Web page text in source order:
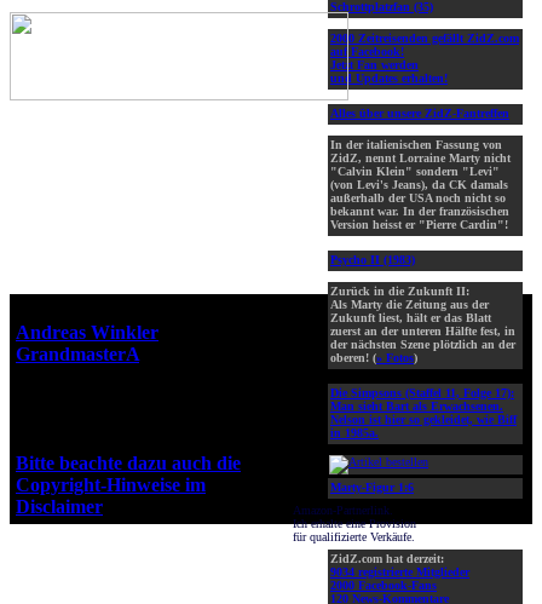
Schrottplatzfan (35)
2000 Zeitreisenden gefällt ZidZ.com
auf Facebook!
Jetzt Fan werden
und Updates erhalten!
Alles über unsere ZidZ-Fantreffen
In der italienischen Fassung von
ZidZ, nennt Lorraine Marty nicht
"Calvin Klein" sondern "Levi"
(von Levi's Jeans), da CK damals
außerhalb der USA noch nicht so
bekannt war. In der französischen
Version heisst er "Pierre Cardin"!
Psycho II (1983)
Zurück in die Zukunft II:
Als Marty die Zeitung aus der
Zukunft liest, hält er das Blatt
zuerst an der unteren Hälfte fest, in
der nächsten Szene plötzlich an der
oberen! (» Fotos)
Die Simpsons (Staffel 11, Folge 17):
Man sieht Bart als Erwachsenen.
Nelson ist hier so gekleidet, wie Biff
in 1985a.
Marty-Figur 1:6
Amazon-Partnerlink.
Ich erhalte eine Provision
für qualifizierte Verkäufe.
ZidZ.com hat derzeit:
9034 registrierte Mitglieder
2000 Facebook-Fans
120 News-Kommentare
Andreas Winkler
GrandmasterA
Bitte beachte dazu auch die
Copyright-Hinweise im
Disclaimer